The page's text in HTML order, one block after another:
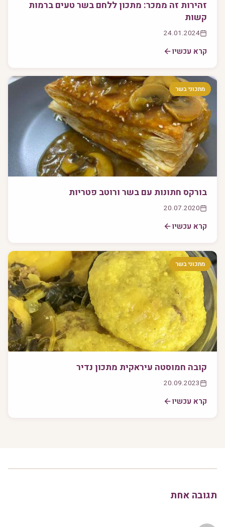
זהירות זה ממכר: מתכון ללחם בשר טעים ברמות
קשות
24.01.2024
קרא עכשיו
מתכוני בשר
בורקס חתונות עם בשר ורוטב פטריות
20.07.2020
קרא עכשיו
מתכוני בשר
קובה חמוסטה עיראקית מתכון נדיר
20.09.2023
קרא עכשיו
תגובה אחת